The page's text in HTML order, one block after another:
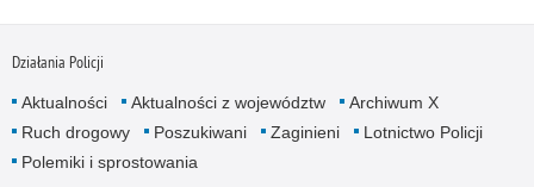
Działania Policji
Aktualności Aktualności z województw
Archiwum X
Ruch drogowy
Poszukiwani Zaginieni
Lotnictwo Policji
Polemiki i sprostowania